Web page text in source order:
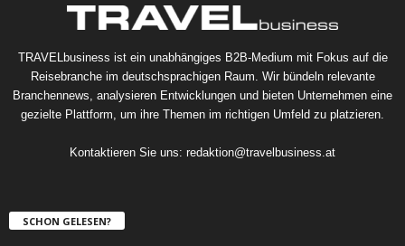
TRAVELbusiness ist ein unabhängiges B2B-Medium mit Fokus auf die
Reisebranche im deutschsprachigen Raum. Wir bündeln relevante
Branchennews, analysieren Entwicklungen und bieten Unternehmen eine
gezielte Plattform, um ihre Themen im richtigen Umfeld zu platzieren.
Kontaktieren Sie uns: redaktion@travelbusiness.at
SCHON GELESEN?